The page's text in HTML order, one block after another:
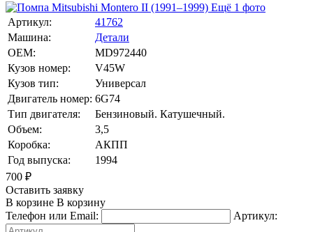
Ещё 1 фото
Артикул:
41762
Машина:
Детали
OEM:
MD972440
Кузов номер:
V45W
Кузов тип:
Универсал
Двигатель номер: 6G74
Тип двигателя:
Бензиновый. Катушечный.
Объем:
3,5
Коробка:
АКПП
Год выпуска:
1994
700 ₽
Оставить заявку
В корзине В корзину
Телефон или Email:
Артикул: